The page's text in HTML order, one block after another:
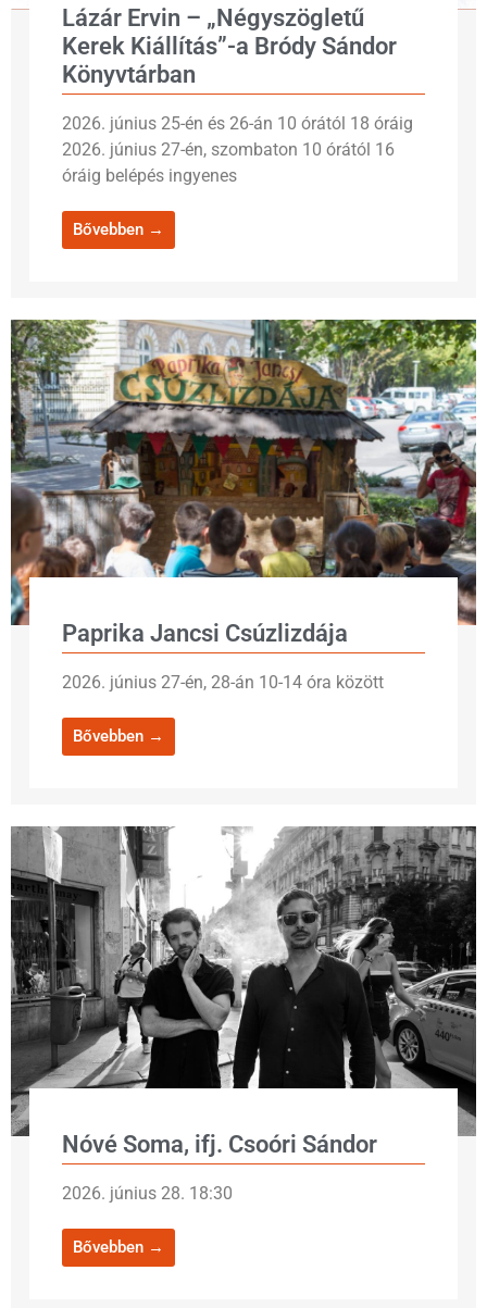
Lázár Ervin – „Négyszögletű
Kerek Kiállítás”-a Bródy Sándor
Könyvtárban
2026. június 25-én és 26-án 10 órától 18 óráig
2026. június 27-én, szombaton 10 órától 16
óráig belépés ingyenes
Bővebben →
Paprika Jancsi Csúzlizdája
2026. június 27-én, 28-án 10-14 óra között
Bővebben →
Nóvé Soma, ifj. Csoóri Sándor
2026. június 28. 18:30
Bővebben →